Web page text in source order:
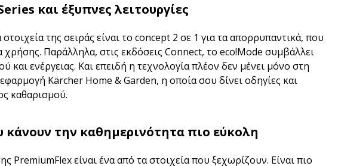
και έξυπνες λειτουργίες
της σειράς είναι το concept 2 σε 1 για τα απορρυπαντικά, που
χρήσης. Παράλληλα, στις εκδόσεις Connect, το eco!Mode συμβάλλει
και ενέργειας. Και επειδή η τεχνολογία πλέον δεν μένει μόνο στη
Kärcher Home & Garden, η οποία σου δίνει οδηγίες και
καθαρισμού.
κάνουν την καθημερινότητα πιο εύκολη
PremiumFlex είναι ένα από τα στοιχεία που ξεχωρίζουν. Είναι πιο